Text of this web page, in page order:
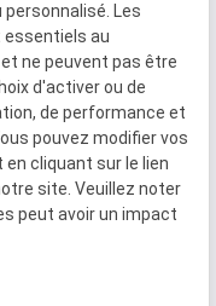
du
Mentions
légales
Politique de
confidentialité
Les
au
ne peuvent pas être
d'activer ou de
de performance et
pouvez modifier vos
cliquant sur le lien
site. Veuillez noter
peut avoir un impact